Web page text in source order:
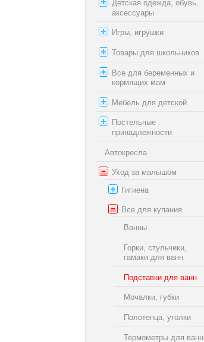
Детская одежда, обувь,
аксессуары
Игры, игрушки
Товары для школьников
Все для беременных и
кормящих мам
Мебель для детской
Постельные
принадлежности
Автокресла
Уход за малышом
Гигиена
Все для купания
Ванны
Горки, стульчики,
гамаки для ванн
Подставки для ванн
Мочалки, губки
Полотенца, уголки
Термометры для ванн